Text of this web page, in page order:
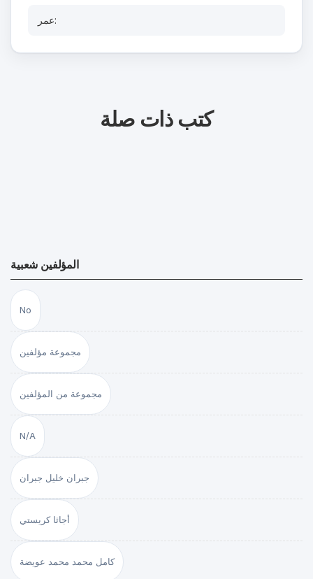
عمر:
كتب ذات صلة
المؤلفين شعبية
No
مجموعة مؤلفين
مجموعة من المؤلفين
N/A
جبران خليل جبران
أجاثا كريستي
كامل محمد محمد عويضة